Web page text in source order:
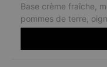
Base crème fraîche,
pommes de terre,